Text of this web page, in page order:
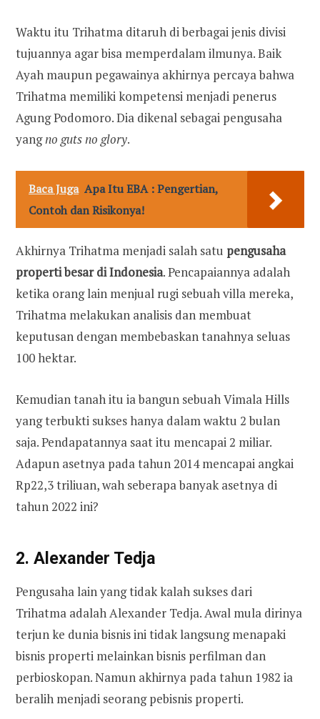
Waktu itu Trihatma ditaruh di berbagai jenis divisi
tujuannya agar bisa memperdalam ilmunya. Baik
Ayah maupun pegawainya akhirnya percaya bahwa
Trihatma memiliki kompetensi menjadi penerus
Agung Podomoro. Dia dikenal sebagai pengusaha
yangno guts no glory.
Baca Juga Apa Itu EBA : Pengertian,
Contoh dan Risikonya!
Akhirnya Trihatma menjadi salah satu pengusaha
propertibesar di Indonesia. Pencapaiannya adalah
ketika orang lain menjual rugi sebuah villa mereka,
Trihatma melakukan analisis dan membuat
keputusan dengan membebaskan tanahnya seluas
100 hektar.
Kemudian tanah itu ia bangun sebuah Vimala Hills
yang terbukti sukses hanya dalam waktu 2 bulan
saja. Pendapatannya saat itu mencapai 2 miliar.
Adapun asetnya pada tahun 2014 mencapai angkai
Rp22,3 triliuan, wah seberapa banyak asetnya di
tahun 2022 ini?
2. Alexander Tedja
Pengusaha lain yang tidak kalah sukses dari
Trihatma adalah Alexander Tedja. Awal mula dirinya
terjun ke dunia bisnis ini tidak langsung menapaki
bisnis properti melainkan bisnis perfilman dan
perbioskopan. Namun akhirnya pada tahun 1982 ia
beralih menjadi seorang pebisnis properti.